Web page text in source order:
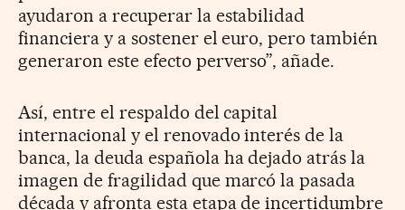
ayudaron a recuperar la estabilidad
financiera y a sostener el euro, pero también
generaron este efecto perverso”, añade.
Así, entre el respaldo del capital
internacional y el renovado interés de la
banca, la deuda española ha dejado atrás la
imagen de fragilidad que marcó la pasada
década y afronta esta etapa de incertidumbre